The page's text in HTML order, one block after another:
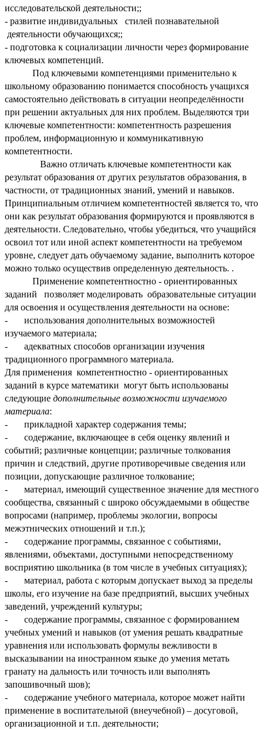
исследовательской деятельности;;
- развитие индивидуальных стилей познавательной
деятельности обучающихся;;
- подготовка к социализации личности через формирование
ключевых компетенций.
Под ключевыми компетенциями применительно к
школьному образованию понимается способность учащихся
самостоятельно действовать в ситуации неопределённости
при решении актуальных для них проблем. Выделяются три
ключевые компетентности: компетентность разрешения
проблем, информационную и коммуникативную
компетентности.
Важно отличать ключевые компетентности как
результат образования от других результатов образования, в
частности, от традиционных знаний, умений и навыков.
Принципиальным отличием компетентностей является то, что
они как результат образования формируются и проявляются в
деятельности. Следовательно, чтобы убедиться, что учащийся
освоил тот или иной аспект компетентности на требуемом
уровне, следует дать обучаемому задание, выполнить которое
можно только осуществив определенную деятельность. .
Применение компетентностно - ориентированных
заданий позволяет моделировать образовательные ситуации
для освоения и осуществления деятельности на основе:
- использования дополнительных возможностей
изучаемого материала;
- адекватных способов организации изучения
традиционного программного материала.
Для применения компетентностно - ориентированных
заданий в курсе математики могут быть использованы
следующие дополнительные возможности изучаемого
материала:
- прикладной характер содержания темы;
- содержание, включающее в себя оценку явлений и
событий; различные концепции; различные толкования
причин и следствий, другие противоречивые сведения или
позиции, допускающие различное толкование;
- материал, имеющий существенное значение для местного
сообщества, связанный с широко обсуждаемыми в обществе
вопросами (например, проблемы экологии, вопросы
межэтнических отношений и т.п.);
- содержание программы, связанное с событиями,
явлениями, объектами, доступными непосредственному
восприятию школьника (в том числе в учебных ситуациях);
- материал, работа с которым допускает выход за пределы
школы, его изучение на базе предприятий, высших учебных
заведений, учреждений культуры;
- содержание программы, связанное с формированием
учебных умений и навыков (от умения решать квадратные
уравнения или использовать формулы вежливости в
высказывании на иностранном языке до умения метать
гранату на дальность или точность или выполнять
запошивочный шов);
- содержание учебного материала, которое может найти
применение в воспитательной (внеучебной) – досуговой,
организационной и т.п. деятельности;